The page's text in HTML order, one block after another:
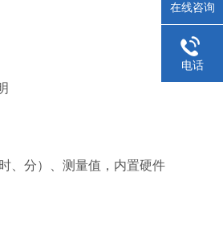
、分）、测量值，内置硬件
在线咨询
电话